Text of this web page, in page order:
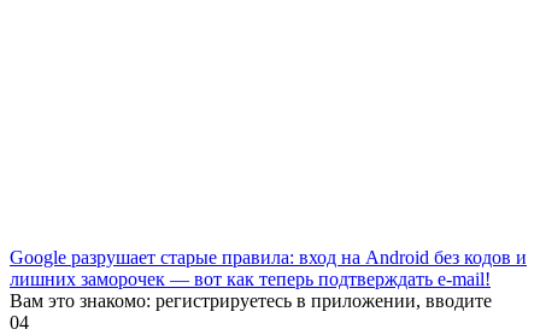
Google разрушает старые правила: вход на Android без кодов и
лишних заморочек — вот как теперь подтверждать e-mail!
Вам это знакомо: регистрируетесь в приложении, вводите
04